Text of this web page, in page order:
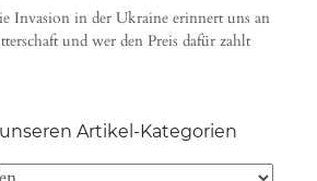
Invasion in der Ukraine erinnert uns an
und wer den Preis dafür zahlt
Artikel-Kategorien